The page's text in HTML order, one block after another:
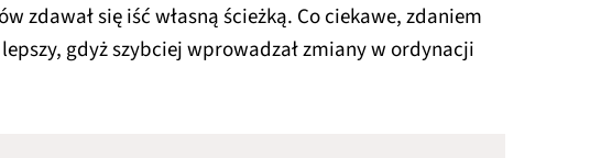
zdawał się iść własną ścieżką. Co ciekawe, zdaniem
gdyż szybciej wprowadzał zmiany w ordynacji